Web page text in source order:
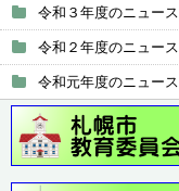
令和３年度のニュース
令和２年度のニュース
令和元年度のニュース